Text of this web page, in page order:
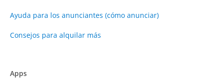
Ayuda para los anunciantes (cómo anunciar)
Consejos para alquilar más
Apps